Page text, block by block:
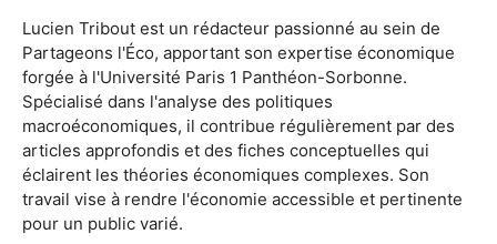
Lucien Tribout est un rédacteur passionné au sein de
Partageons l'Éco, apportant son expertise économique
forgée à l'Université Paris 1 Panthéon-Sorbonne.
Spécialisé dans l'analyse des politiques
macroéconomiques, il contribue régulièrement par des
articles approfondis et des fiches conceptuelles qui
éclairent les théories économiques complexes. Son
travail vise à rendre l'économie accessible et pertinente
pour un public varié.